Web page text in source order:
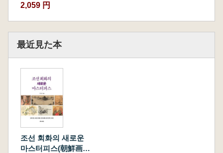
2,059 円
最近見た本
조선 회화의 새로운
마스터피스(朝鮮画家